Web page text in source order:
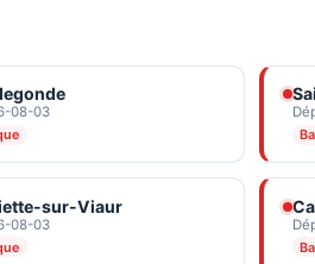
08-03
sur-Viaur
08-03